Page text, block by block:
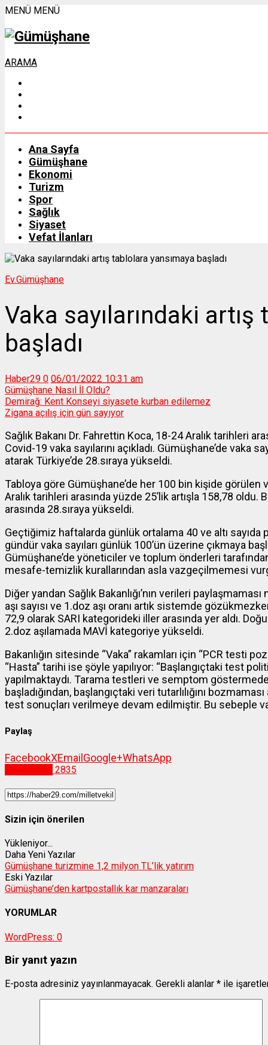
MENÜ MENÜ
ARAMA
Ana Sayfa
Gümüşhane
Ekonomi
Turizm
Spor
Sağlık
Siyaset
Vefat İlanları
Ev.Gümüşhane
Vaka sayılarındaki
başladı
Haber29 0 06/01/2022 10:31 am
Gümüşhane Nasıl İl Oldu?
Demirağ: Kent Konseyi siyasete kurban edilemez
Zigana açılış için gün sayıyor
Sağlık Bakanı Dr. Fahrettin Koca, 18-24 Aralık tarihleri
Covid-19 vaka sayılarını açıkladı. Gümüşhane’de vaka
atarak Türkiye’de 28.sıraya yükseldi.
Tabloya göre Gümüşhane’de her 100 bin kişide görülen
Aralık tarihleri arasında yüzde 25’lik artışla 158,78 oldu.
arasında 28.sıraya yükseldi.
Geçtiğimiz haftalarda günlük ortalama 40 ve altı
gündür vaka sayıları günlük 100’ün üzerine çıkmaya
Gümüşhane’de yöneticiler ve toplum önderleri
mesafe-temizlik kurallarından asla vazgeçilmemesi
Diğer yandan Sağlık Bakanlığı’nın verileri
aşı sayısı ve 1.doz aşı oranı artık sistemde
72,9 olarak SARI kategorideki iller arasında yer aldı.
2.doz aşılamada MAVİ kategoriye yükseldi.
Bakanlığın sitesinde “Vaka” rakamları için “PCR testi
“Hasta” tarihi ise şöyle yapılıyor: “Başlangıçtaki test
yapılmaktaydı. Tarama testleri ve semptom
başladığından, başlangıçtaki veri tutarlılığını
test sonuçları verilmeye devam edilmiştir. Bu sebeple
Paylaş
FacebookXEmail Google+WhatsApp
2835
Sizin için önerilen
Yükleniyor...
Daha Yeni Yazılar
Gümüşhane turizmine 1,2 milyon TL’lik yatırım
Eski Yazılar
Gümüşhane’den kartpostallık kar manzaraları
YORUMLAR
WordPress: 0
Bir yanıt yazın
E-posta adresiniz yayınlanmayacak. Gerekli alanlar * ile